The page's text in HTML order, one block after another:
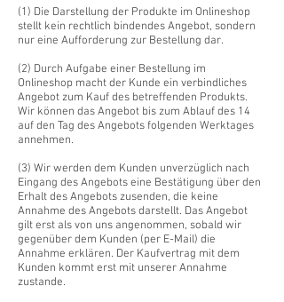
(1) Die Darstellung der Produkte im Onlineshop
stellt kein rechtlich bindendes Angebot, sondern
nur eine Aufforderung zur Bestellung dar.
(2) Durch Aufgabe einer Bestellung im
Onlineshop macht der Kunde ein verbindliches
Angebot zum Kauf des betreffenden Produkts.
Wir können das Angebot bis zum Ablauf des 14
auf den Tag des Angebots folgenden Werktages
annehmen.
(3) Wir werden dem Kunden unverzüglich nach
Eingang des Angebots eine Bestätigung über den
Erhalt des Angebots zusenden, die keine
Annahme des Angebots darstellt. Das Angebot
gilt erst als von uns angenommen, sobald wir
gegenüber dem Kunden (per E-Mail) die
Annahme erklären. Der Kaufvertrag mit dem
Kunden kommt erst mit unserer Annahme
zustande.